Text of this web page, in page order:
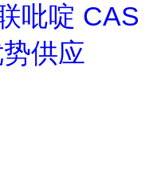
吡啶 CAS
供应